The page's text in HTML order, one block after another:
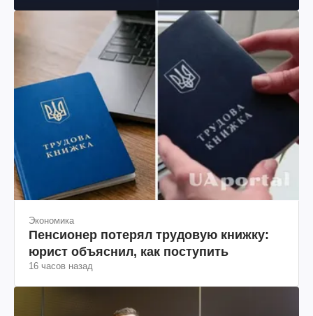
"ЮКОСа"
Экономика
Пенсионер потерял трудовую книжку:
юрист объяснил, как поступить
16 часов назад